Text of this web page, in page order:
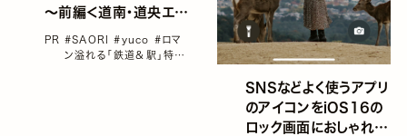
～前編＜道南・道央エリ
PR #SAORI#yuco #ロマ
ン溢れる「鉄道＆駅」特集
SNSなどよく使うアプリ
のアイコンをiOS16の
ロック画面におしゃれに